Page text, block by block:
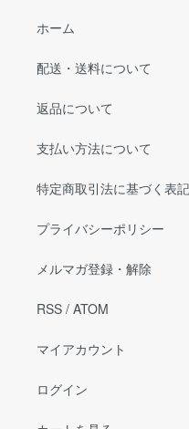
ホーム
配送・送料について
返品について
支払い方法について
特定商取引法に基づく表記
プライバシーポリシー
メルマガ登録・解除
RSS / ATOM
マイアカウント
ログイン